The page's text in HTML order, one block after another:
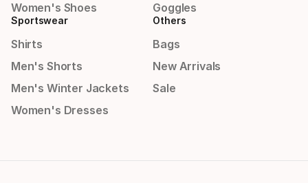
Women's Shoes
Goggles
Sportswear
Shirts
Men's Shorts
Men's Winter Jackets
Women's Dresses
Others
Bags
New Arrivals
Sale